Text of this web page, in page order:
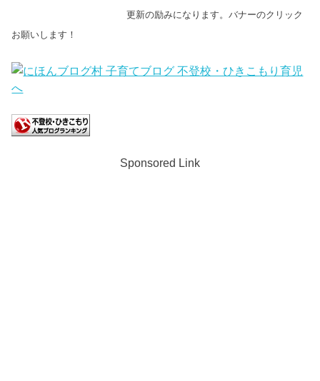
更新の励みになります。バナーのクリック
お願いします！
Sponsored Link